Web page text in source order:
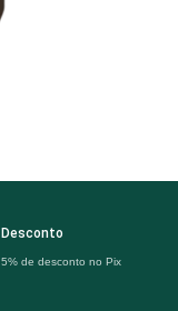
Desconto
5% de desconto no Pix